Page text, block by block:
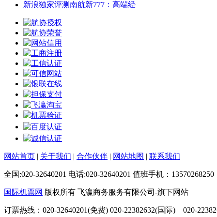
新浪独家评测南航新777：高端经
网站首页 | 关于我们 | 合作伙伴 | 网站地图 | 联系我们
全国:020-32640201 电话:020-32640201 值班手机：13570268250
国际机票网 版权所有 飞瀛商务服务有限公司-旗下网站
订票热线：020-32640201(免费) 020-22382632(国际) 020-